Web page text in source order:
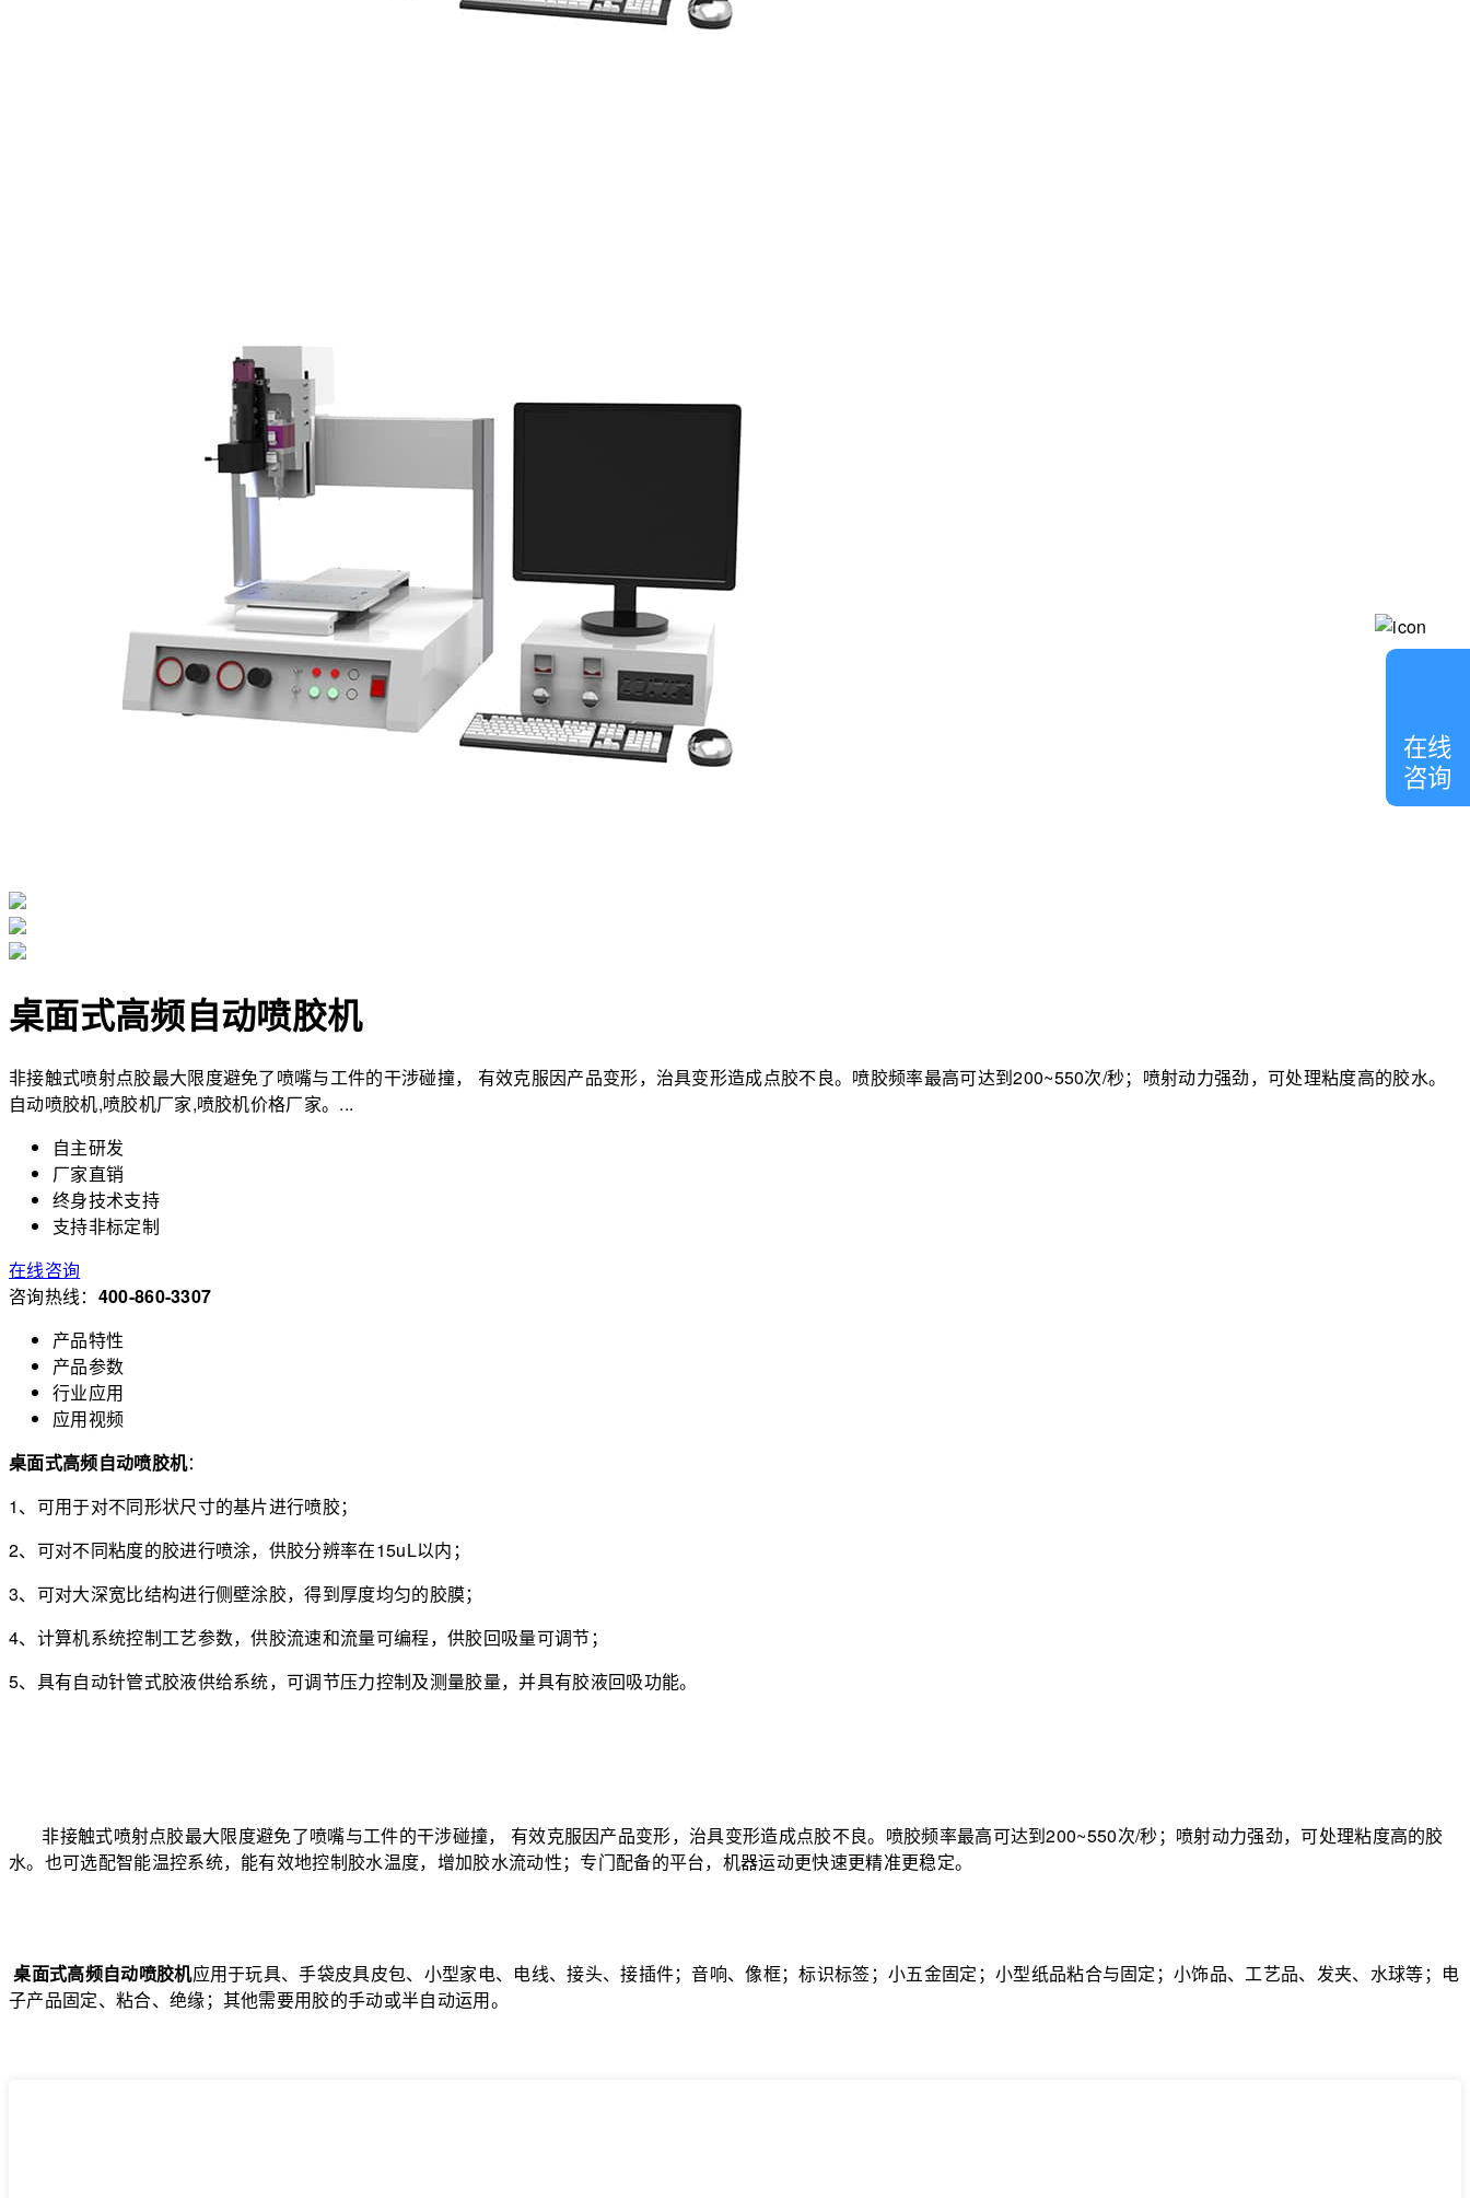
桌面式高频自动喷胶机
非接触式喷射点胶最大限度避免了喷嘴与工件的干涉碰撞， 有效克服因产品变形，治具变形造成点胶不良。喷胶频率最高可达到200~550次/秒；喷射动力强劲，可处理粘度高的胶水。
自动喷胶机,喷胶机厂家,喷胶机价格厂家。...
自主研发
厂家直销
终身技术支持
支持非标定制
在线咨询
咨询热线： 400-860-3307
产品特性
产品参数
行业应用
应用视频
桌面式高频自动喷胶机：
1、可用于对不同形状尺寸的基片进行喷胶；
2、可对不同粘度的胶进行喷涂，供胶分辨率在15uL以内；
3、可对大深宽比结构进行侧壁涂胶，得到厚度均匀的胶膜；
4、计算机系统控制工艺参数，供胶流速和流量可编程，供胶回吸量可调节；
5、具有自动针管式胶液供给系统，可调节压力控制及测量胶量，并具有胶液回吸功能。
非接触式喷射点胶最大限度避免了喷嘴与工件的干涉碰撞， 有效克服因产品变形，治具变形造成点胶不良。喷胶频率最高可达到200~550次/秒；喷射动力强劲，可处理粘度高的胶
水。也可选配智能温控系统，能有效地控制胶水温度，增加胶水流动性；专门配备的平台，机器运动更快速更精准更稳定。
桌面式高频自动喷胶机应用于玩具、手袋皮具皮包、小型家电、电线、接头、接插件；音响、像框；标识标签；小五金固定；小型纸品粘合与固定；小饰品、工艺品、发夹、水球等；电
子产品固定、粘合、绝缘；其他需要用胶的手动或半自动运用。
在线
咨询